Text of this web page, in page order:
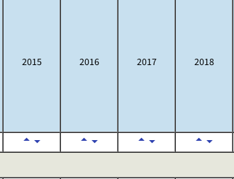
2015 2016 2017 2018